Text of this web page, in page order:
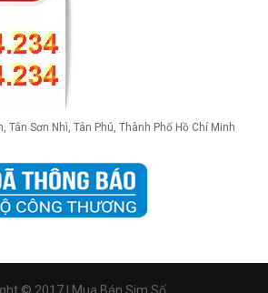
Tân Sơn Nhì, Tân Phú, Thành Phố Hồ Chí Minh